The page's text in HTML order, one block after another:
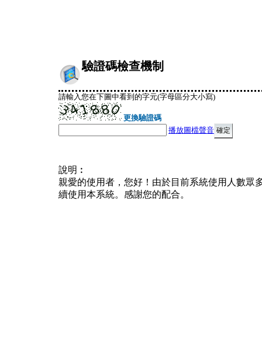
驗證碼檢查機制
請輸入您在下圖中看到的字元(字母區分大小寫)
更換驗證碼
播放圖檔聲音
說明︰
親愛的使用者，您好！由於目前系統使用人數眾
續使用本系統。感謝您的配合。